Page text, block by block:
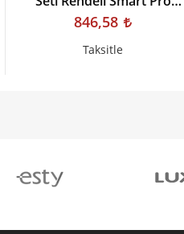
Gh21760
846,58
Taksitle